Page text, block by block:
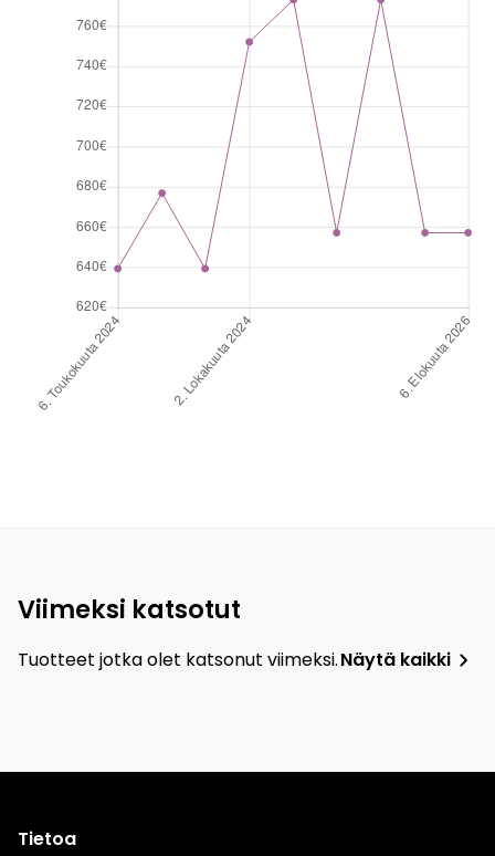
Viimeksi katsotut
Tuotteet jotka olet katsonut viimeksi.Näytä kaikki
Tietoa